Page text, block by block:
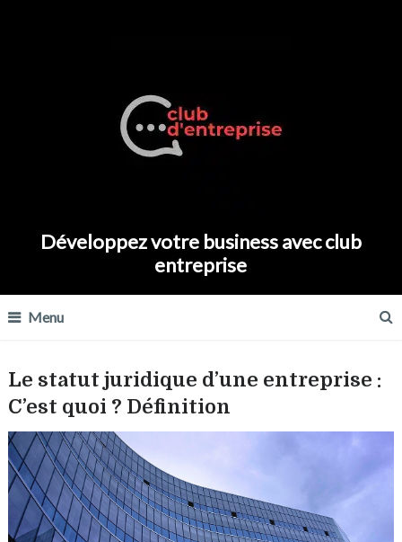
Développez votre business avec club
entreprise
Menu
Le statut juridique d’une entreprise :
C’est quoi ? Définition